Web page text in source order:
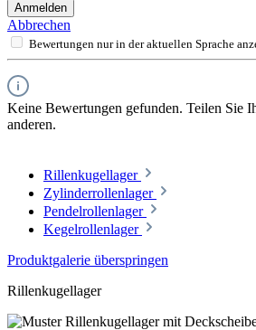
Anmelden
Abbrechen
Bewertungen nur in der aktuellen Sprache
Keine Bewertungen gefunden. Teilen Sie
anderen.
Rillenkugellager
Zylinderrollenlager
Pendelrollenlager
Kegelrollenlager
Produktgalerie überspringen
Rillenkugellager